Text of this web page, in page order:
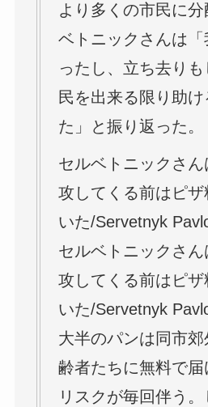
より多くの市民に
ベトニックさんは
ったし、立ち去り
民を出来る限り助
た」と振り返った。
セルベトニックさ
攻してくる前はピ
いた/Servetnyk
セルベトニックさ
攻してくる前はピ
いた/Servetnyk
大半のパンは同市
齢者たちに無料で
リスクが毎回伴う